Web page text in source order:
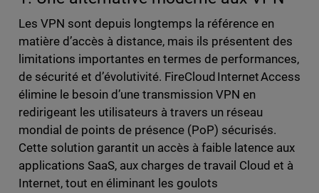
Les VPN sont depuis longtemps la référence en
matière d’accès à distance, mais ils présentent des
limitations importantes en termes de performances,
de sécurité et d’évolutivité. FireCloud Internet Access
élimine le besoin d’une transmission VPN en
redirigeant les utilisateurs à travers un réseau
mondial de points de présence (PoP) sécurisés.
Cette solution garantit un accès à faible latence aux
applications SaaS, aux charges de travail Cloud et à
Internet, tout en éliminant les goulots